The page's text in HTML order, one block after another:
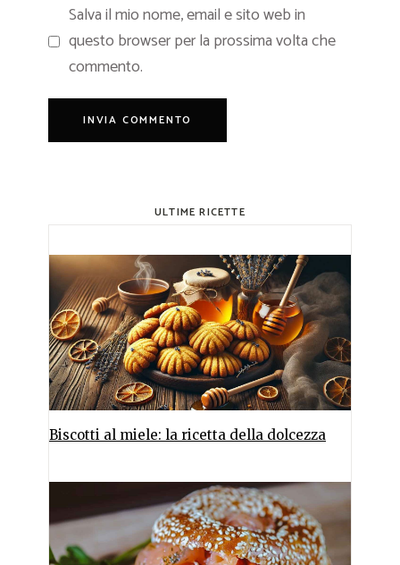
Salva il mio nome, email e sito web in
questo browser per la prossima volta che
commento.
ULTIME RICETTE
Biscotti al miele: la ricetta della dolcezza